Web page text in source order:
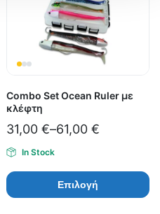
Combo Set Ocean Ruler με
κλέφτη
31,00 €–61,00 €
In Stock
Επιλογή